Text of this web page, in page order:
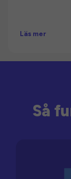
Läs mer
Så